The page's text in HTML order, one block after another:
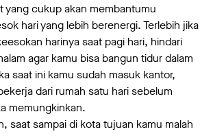
yang cukup akan membantumu
hari yang lebih berenergi. Terlebih jika
harinya saat pagi hari, hindari
agar kamu bisa bangun tidur dalam
saat ini kamu sudah masuk kantor,
dari rumah satu hari sebelum
memungkinkan.
saat sampai di kota tujuan kamu malah